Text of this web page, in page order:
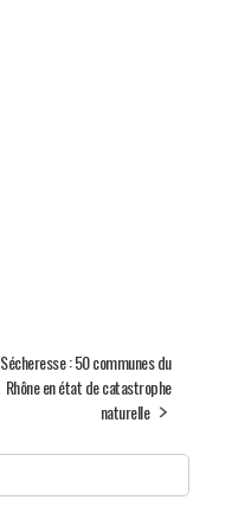
Sécheresse : 50 communes du
Rhône en état de catastrophe
naturelle